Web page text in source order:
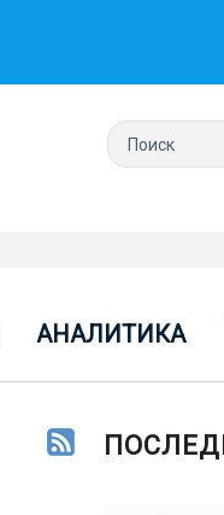
АНАЛИТИКА